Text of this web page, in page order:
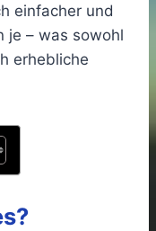
einfacher und
je – was sowohl
erhebliche